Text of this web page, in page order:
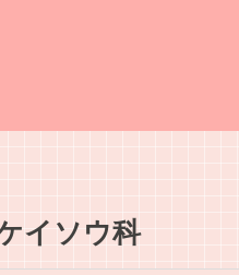
イソウ科